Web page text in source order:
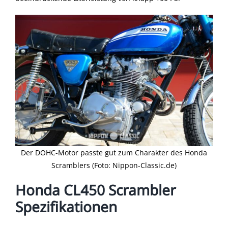
Der DOHC-Motor passte gut zum Charakter des Honda
Scramblers (Foto: Nippon-Classic.de)
Honda CL450 Scrambler
Spezifikationen